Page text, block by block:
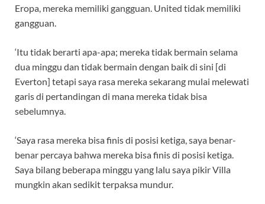
Eropa, mereka memiliki gangguan. United tidak memiliki
gangguan.
‘Itu tidak berarti apa-apa; mereka tidak bermain selama
dua minggu dan tidak bermain dengan baik di sini [di
Everton] tetapi saya rasa mereka sekarang mulai melewati
garis di pertandingan di mana mereka tidak bisa
sebelumnya.
‘Saya rasa mereka bisa finis di posisi ketiga, saya benar-
benar percaya bahwa mereka bisa finis di posisi ketiga.
Saya bilang beberapa minggu yang lalu saya pikir Villa
mungkin akan sedikit terpaksa mundur.